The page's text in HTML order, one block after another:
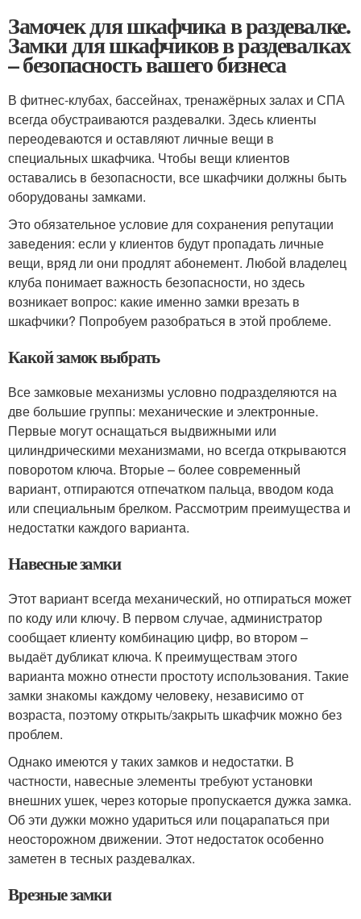
Замочек для шкафчика в раздевалке.
Замки для шкафчиков в раздевалках
– безопасность вашего бизнеса
В фитнес-клубах, бассейнах, тренажёрных залах и СПА
всегда обустраиваются раздевалки. Здесь клиенты
переодеваются и оставляют личные вещи в
специальных шкафчика. Чтобы вещи клиентов
оставались в безопасности, все шкафчики должны быть
оборудованы замками.
Это обязательное условие для сохранения репутации
заведения: если у клиентов будут пропадать личные
вещи, вряд ли они продлят абонемент. Любой владелец
клуба понимает важность безопасности, но здесь
возникает вопрос: какие именно замки врезать в
шкафчики? Попробуем разобраться в этой проблеме.
Какой замок выбрать
Все замковые механизмы условно подразделяются на
две большие группы: механические и электронные.
Первые могут оснащаться выдвижными или
цилиндрическими механизмами, но всегда открываются
поворотом ключа. Вторые – более современный
вариант, отпираются отпечатком пальца, вводом кода
или специальным брелком. Рассмотрим преимущества и
недостатки каждого варианта.
Навесные замки
Этот вариант всегда механический, но отпираться может
по коду или ключу. В первом случае, администратор
сообщает клиенту комбинацию цифр, во втором –
выдаёт дубликат ключа. К преимуществам этого
варианта можно отнести простоту использования. Такие
замки знакомы каждому человеку, независимо от
возраста, поэтому открыть/закрыть шкафчик можно без
проблем.
Однако имеются у таких замков и недостатки. В
частности, навесные элементы требуют установки
внешних ушек, через которые пропускается дужка замка.
Об эти дужки можно удариться или поцарапаться при
неосторожном движении. Этот недостаток особенно
заметен в тесных раздевалках.
Врезные замки